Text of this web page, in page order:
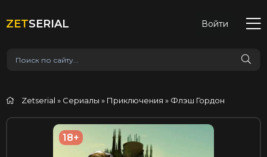
ZETSERIAL Войти
Zetserial » Сериалы » Приключения » Флэш Гордон
18+